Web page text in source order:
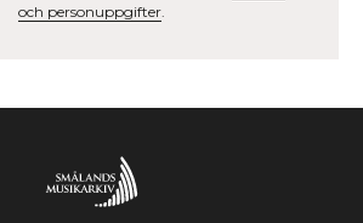
och personuppgifter.